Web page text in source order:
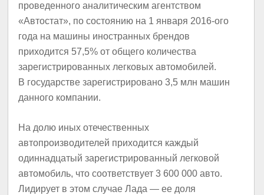
проведенного аналитическим агентством
«Автостат», по состоянию на 1 января 2016-ого
года на машины иностранных брендов
приходится 57,5% от общего количества
зарегистрированных легковых автомобилей.
В государстве зарегистрировано 3,5 млн машин
данного компании.
На долю иных отечественных
автопроизводителей приходится каждый
одиннадцатый зарегистрированный легковой
автомобиль, что соответствует 3 600 000 авто.
Лидирует в этом случае Лада — ее доля